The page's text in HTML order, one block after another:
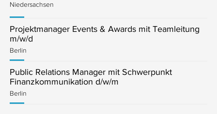
Niedersachsen
Projektmanager Events & Awards mit Teamleitung
m/w/d
Berlin
Public Relations Manager mit Schwerpunkt
Finanzkommunikation d/w/m
Berlin